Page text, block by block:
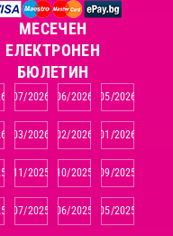
MЕСЕЧЕН
ЕЛЕКТРОНЕН
БЮЛЕТИН
07/2026 06/2026 05/2026
03/2026 02/2026 01/2026
11/2025 10/2025 09/2025
07/2025 06/2025 05/2025